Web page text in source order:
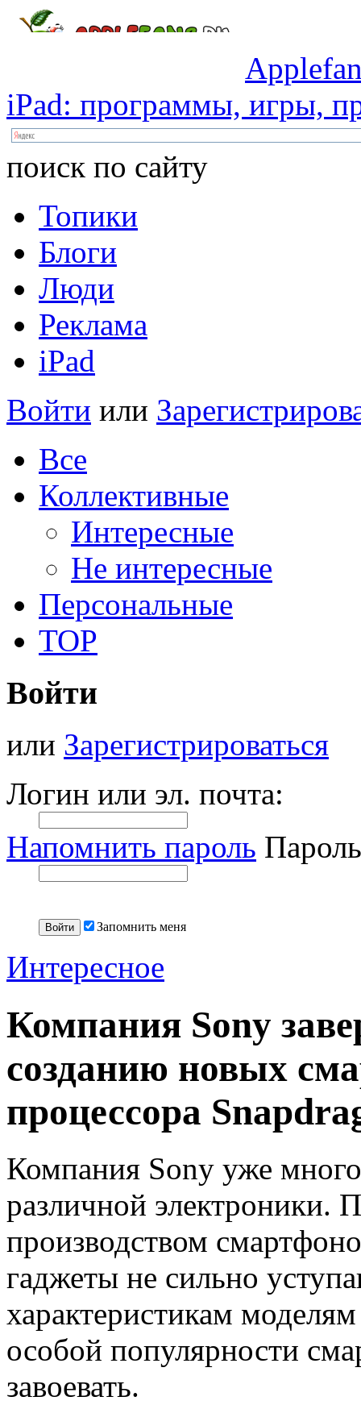
iPad: программы, игры,
поиск по сайту
Топики
Блоги
Люди
Реклама
iPad
Войти или
Все
Коллективные
Интересные
Не интересные
Персональные
TOP
Войти
или Зарегистрироваться
Логин или эл. почта:
Напомнить пароль
Запомнить меня
Интересное
Компания Sony
созданию новых
процессора
Компания Sony уже
различной электроники.
производством
гаджеты не сильно
характеристикам
особой популярности
завоевать.